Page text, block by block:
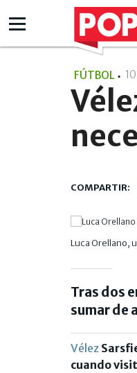
FÚTBOL
Luca Orellano,
Tras dos
sumar de
Vélez
cuando